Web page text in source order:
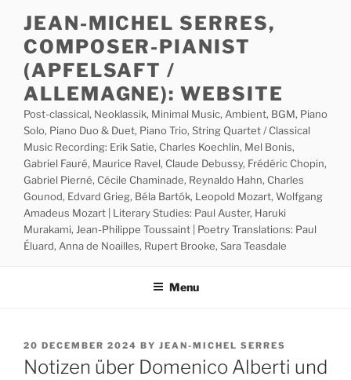
content
JEAN-MICHEL SERRES,
COMPOSER-PIANIST
(APFELSAFT /
ALLEMAGNE): WEBSITE
Post-classical, Neoklassik, Minimal Music, Ambient, BGM, Piano
Solo, Piano Duo & Duet, Piano Trio, String Quartet / Classical
Music Recording: Erik Satie, Charles Koechlin, Mel Bonis,
Gabriel Fauré, Maurice Ravel, Claude Debussy, Frédéric Chopin,
Gabriel Pierné, Cécile Chaminade, Reynaldo Hahn, Charles
Gounod, Edvard Grieg, Béla Bartók, Leopold Mozart, Wolfgang
Amadeus Mozart | Literary Studies: Paul Auster, Haruki
Murakami, Jean-Philippe Toussaint | Poetry Translations: Paul
Éluard, Anna de Noailles, Rupert Brooke, Sara Teasdale
Menu
POSTED
ON
20 DECEMBER 2024 BY JEAN-MICHEL SERRES
Notizen über Domenico Alberti und